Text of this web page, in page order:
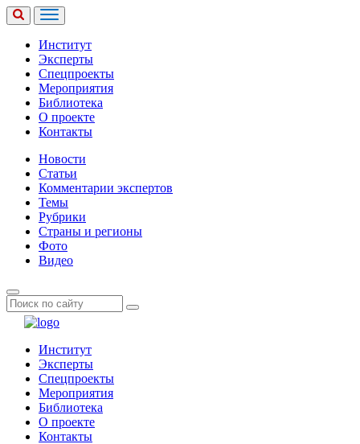
Институт
Эксперты
Спецпроекты
Мероприятия
Библиотека
О проекте
Контакты
Новости
Статьи
Комментарии экспертов
Темы
Рубрики
Страны и регионы
Фото
Видео
Институт
Эксперты
Спецпроекты
Мероприятия
Библиотека
О проекте
Контакты